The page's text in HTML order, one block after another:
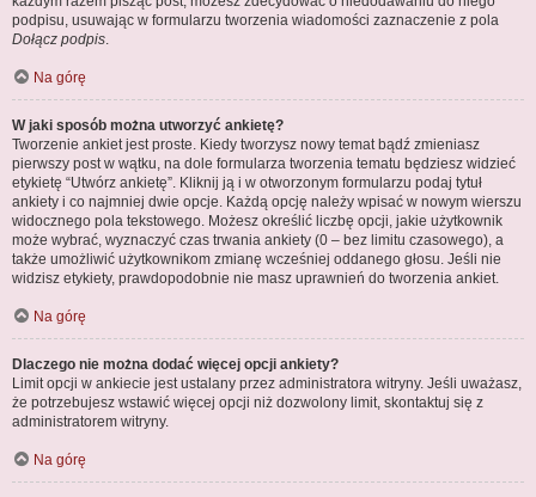
podpisu, usuwając w formularzu tworzenia wiadomości zaznaczenie z pola
Dołącz podpis
Na górę
W jaki sposób można utworzyć ankietę?
Tworzenie ankiet jest proste. Kiedy tworzysz nowy temat bądź zmieniasz
pierwszy post w wątku, na dole formularza tworzenia tematu będziesz widzieć
etykietę “Utwórz ankietę”. Kliknij ją i w otworzonym formularzu podaj tytuł
ankiety i co najmniej dwie opcje. Każdą opcję należy wpisać w nowym wierszu
widocznego pola tekstowego. Możesz określić liczbę opcji, jakie użytkownik
może wybrać, wyznaczyć czas trwania ankiety (0 – bez limitu czasowego), a
także umożliwić użytkownikom zmianę wcześniej oddanego głosu. Jeśli nie
widzisz etykiety, prawdopodobnie nie masz uprawnień do tworzenia ankiet.
Na górę
Dlaczego nie można dodać więcej opcji ankiety?
Limit opcji w ankiecie jest ustalany przez administratora witryny. Jeśli uważasz,
że potrzebujesz wstawić więcej opcji niż dozwolony limit, skontaktuj się z
administratorem witryny.
Na górę